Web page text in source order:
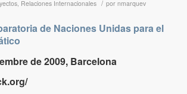
, Relaciones Internacionales / por nmarquev
de Naciones Unidas para el
de 2009, Barcelona